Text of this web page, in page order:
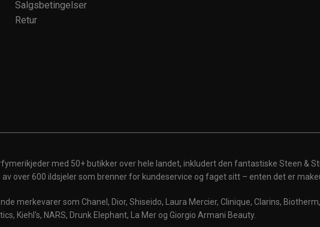
Salgsbetingelser
Retur
med 50+ butikker over hele landet, inkludert den fantastiske Steen &
over 600 ildsjeler som brenner for kundeservice og faget sitt – enten det er
merkevarer som Chanel, Dior, Shiseido, Laura Mercier, Clinique, Clarins,
Kiehl's, NARS, Drunk Elephant, La Mer og Giorgio Armani Beauty.